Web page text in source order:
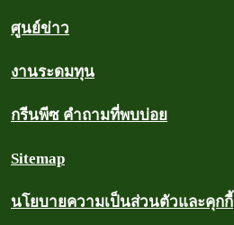
ศูนย์ข่าว
งานระดมทุน
กรีนพีซ คำถามที่พบบ่อย
Sitemap
นโยบายความเป็นส่วนตัวและคุกกี้